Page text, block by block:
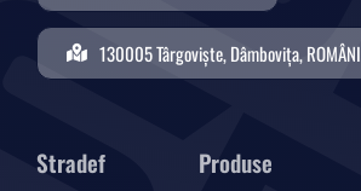
130005 Târgoviște, Dâmbovița,
Stradef Produse